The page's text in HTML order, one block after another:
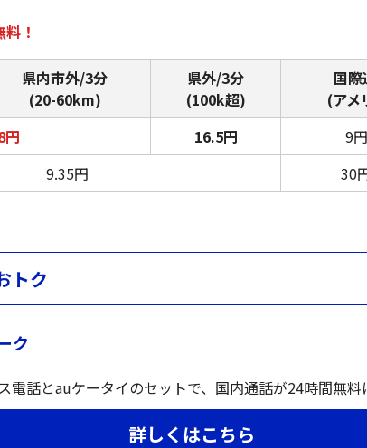
！
県内市外/3分
(20-60km)
県外/3分
(100k超)
国
(アメ
円 16.5円
9
9.35円 30
トク
ク
電話とauケータイのセットで、国内通話が24時間無料
詳しくはこちら